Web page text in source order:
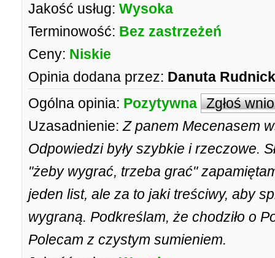
Jakość usług: Wysoka
Terminowość: Bez zastrzeżeń
Ceny: Niskie
Opinia dodana przez: Danuta
Ogólna opinia: Pozytywna Zgłoś
Uzasadnienie: Z panem Mecenasem
Odpowiedzi były szybkie i rzeczowe.
"żeby wygrać, trzeba grać"
jeden list, ale za to jaki treściwy, aby
wygraną. Podkreślam, że chodziło o
Polecam z czystym sumieniem.